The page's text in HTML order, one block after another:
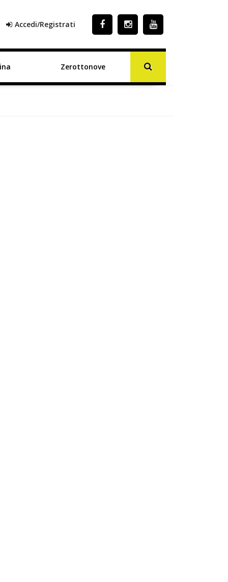
Accedi/Registrati
Zerottonove